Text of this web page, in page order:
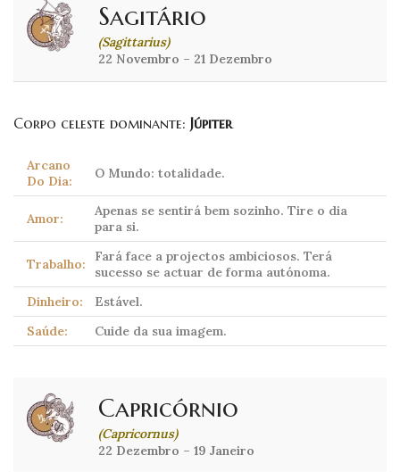
Sagitário
(Sagittarius)
22 Novembro – 21 Dezembro
Corpo celeste dominante: Júpiter
Arcano
Do Dia:
O Mundo: totalidade.
Amor:
Apenas se sentirá bem sozinho. Tire o dia
para si.
Trabalho:
Fará face a projectos ambiciosos. Terá
sucesso se actuar de forma autónoma.
Dinheiro:
Estável.
Saúde:
Cuide da sua imagem.
Capricórnio
(Capricornus)
22 Dezembro – 19 Janeiro